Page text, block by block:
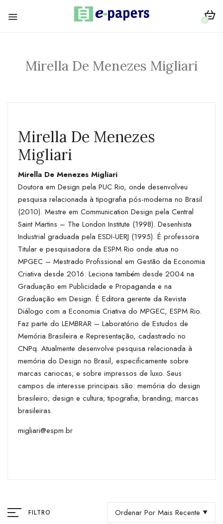
0
Mirella De Menezes Migliari
Mirella De Menezes
Migliari
Mirella De Menezes Migliari
Doutora em Design pela PUC Rio, onde desenvolveu
pesquisa relacionada à tipografia pós-moderna no Brasil
(2010). Mestre em Communication Design pela Central
Saint Martins – The London Institute (1998). Desenhista
Industrial graduada pela ESDI-UERJ (1995). É professora
Titular e pesquisadora da ESPM Rio onde atua no
MPGEC – Mestrado Profissional em Gestão da Economia
Criativa desde 2016. Leciona também desde 2004 na
Graduação em Publicidade e Propaganda e na
Graduação em Design. É Editora gerente da Revista
Diálogo com a Economia Criativa do MPGEC, ESPM Rio.
Faz parte do LEMBRAR – Laboratório de Estudos de
Memória Brasileira e Representação, cadastrado no
CNPq. Atualmente desenvolve pesquisa relacionada à
memória do Design no Brasil, especificamente sobre
marcas cariocas; e sobre impressos de luxo. Seus
campos de interesse principais são: memória do design
brasileiro; design e cultura; tipografia; branding; marcas
brasileiras.
migliari@espm.br
FILTRO Ordenar Por Mais Recente